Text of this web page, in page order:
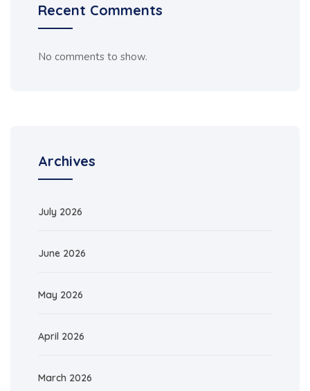
Recent Comments
No comments to show.
Archives
July 2026
June 2026
May 2026
April 2026
March 2026